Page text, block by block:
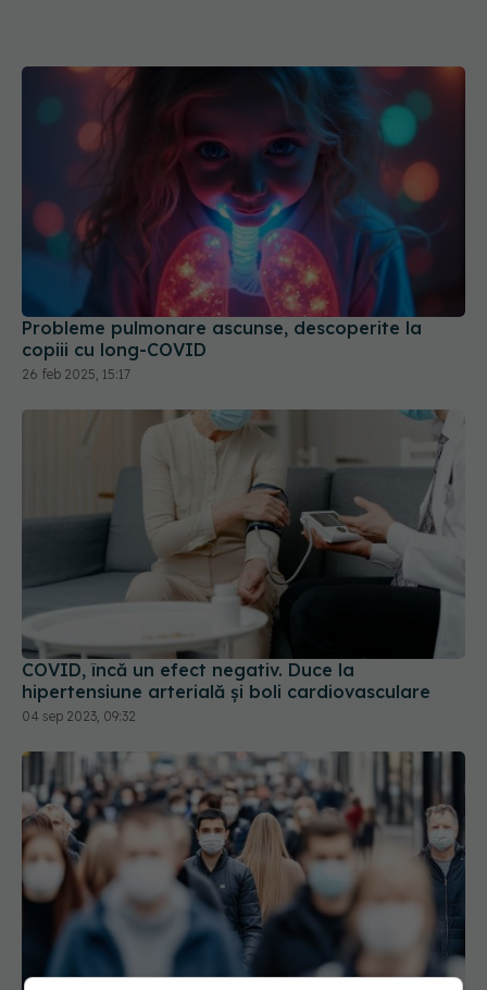
Probleme pulmonare ascunse, descoperite la
copiii cu long-COVID
COVID, încă un efect negativ. Duce la
hipertensiune arterială și boli cardiovasculare
04 sep 2023, 09:32
Evoluția COVID-19 în România. Datele surpriză
care dau peste cap previziunile specialiștilor